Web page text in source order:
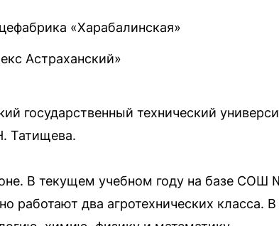
«Харабалинская»
Астраханский»
государственный технический
Татищева.
В текущем учебном году на базе
работают два агротехнических класса.